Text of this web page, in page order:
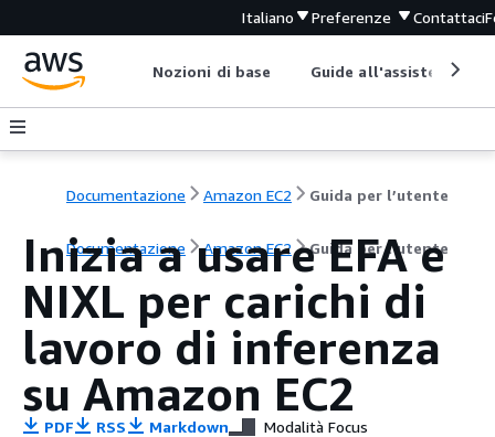
Italiano Preferenze Contattaci
Nozioni di base Guide all'assistenza
Documentazione Amazon EC2 Guida per l’utente
Documentazione Amazon EC2 Guida per l’utente
Inizia a usare EFA e
NIXL per carichi di
lavoro di inferenza
su Amazon EC2
PDF RSS Markdown Modalità Focus